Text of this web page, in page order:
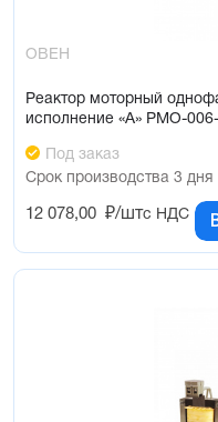
ОВЕН
Реактор моторный
исполнение «А» РМО-
Под заказ
Срок производства 3 дня
12 078,00 ₽/штс НДС